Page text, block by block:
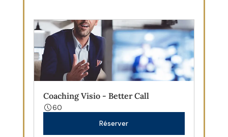
Coaching Visio - Better Call
60
Réserver